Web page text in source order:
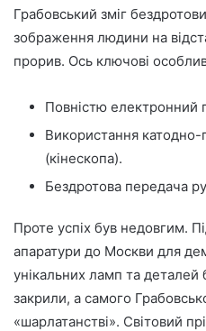
Грабовський зміг
зображення людини на
прорив. Ось ключові
Повністю електронний
Використання
(кінескопа).
Бездротова передача
Проте успіх був недовгим.
апаратури до Москви для
унікальних ламп та
закрили, а самого
«шарлатанстві». Світовий